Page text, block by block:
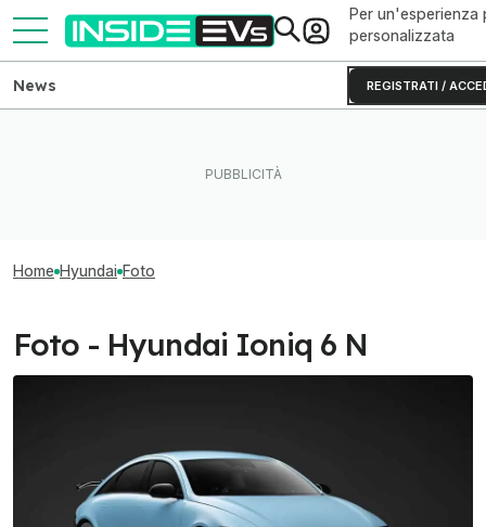
Per un'esperienza
personalizzata
REGISTRATI /
News
Home Hyundai Foto
Foto - Hyundai Ioniq 6 N